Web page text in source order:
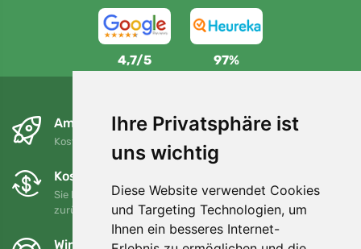
Ihre Privatsphäre ist
uns wichtig
Diese Website verwendet Cookies
und Targeting Technologien, um
Ihnen ein besseres Internet-
4,7/5 97%
Am nächsten Tag und kostenlos
Kostenloser Versand für Bestellungen über 80 EUR
Kostenloser Umtausch und Rückgabe
Sie können Ihre Bestellung jederzeit innerhalb von 90 Tagen
zurückgeben oder umtauschen.
Wir unterstützen Trees.org